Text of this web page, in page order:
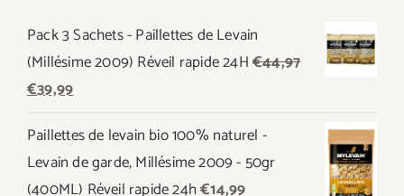
Pack 3 Sachets - Paillettes de Levain
(Millésime 2009) Réveil rapide 24H€44,97
Le
initial
était :
€39,99Le
actuel
est :
Paillettes de levain bio 100% naturel -
Levain de garde, Millésime 2009 - 50gr
(400ML) Réveil rapide 24h€14,99